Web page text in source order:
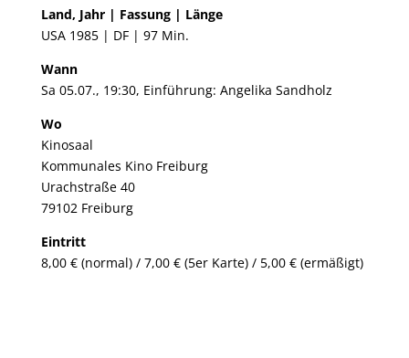
Land, Jahr | Fassung | Länge
USA 1985 | DF | 97 Min.
Wann
Sa 05.07., 19:30, Einführung: Angelika Sandholz
Wo
Kinosaal
Kommunales Kino Freiburg
Urachstraße 40
79102 Freiburg
Eintritt
8,00 € (normal) / 7,00 € (5er Karte) / 5,00 € (ermäßigt)